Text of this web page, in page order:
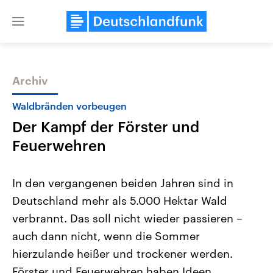
Close
Themen
Landtagswahl Sachsen-Anhalt
2026
Alle Informationen
Sachsen-Anhalt wählt am 6.
September 2026 einen neuen
Landtag. Seit 2021 wird das
Bundesland von einer Koalition aus
USA
Aktuelle Beiträge,
Wirtschaftlich und
gehören die Vereinigten
den mächtigsten Ländern
mit großem Einfluss auf
Archiv
Waldbränden vorbeugen
Der Kampf der Förster und
Feuerwehren
In den vergangenen beiden Jahren sind in
Deutschland mehr als 5.000 Hektar Wald
verbrannt. Das soll nicht wieder passieren –
auch dann nicht, wenn die Sommer
hierzulande heißer und trockener werden.